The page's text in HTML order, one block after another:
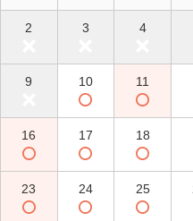
2 3 4
9 10 11
16 17 18
23 24 25